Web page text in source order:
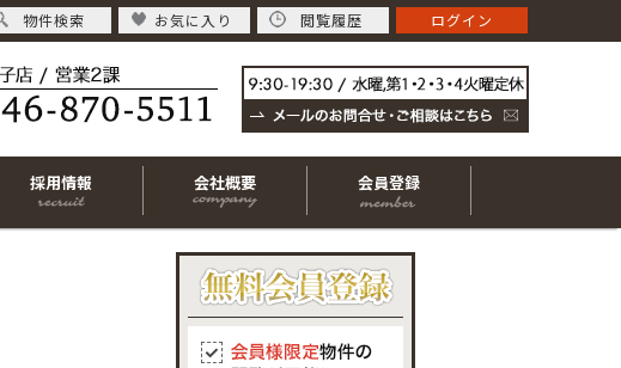
採用情報 会社概要 会員登録
物件検索 お気に入り 閲覧履歴 ログイン